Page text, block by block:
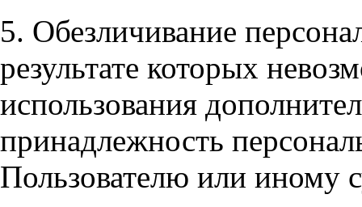
5. Обезличивание
результате которых
использования
принадлежность
Пользователю или иному